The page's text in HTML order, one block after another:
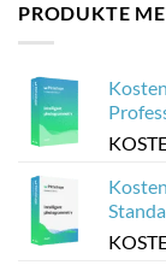
Agisoft
Metashape
Erstellen
webbasierter
Agisoft
Metashape-
Modellen
PRODUKTE